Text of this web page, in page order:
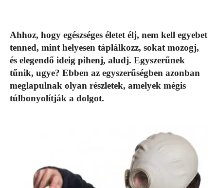
Ahhoz, hogy egészséges életet élj, nem kell egyebet
tenned, mint helyesen táplálkozz, sokat mozogj,
és elegendő ideig pihenj, aludj. Egyszerűnek
tűnik, ugye? Ebben az egyszerűségben azonban
meglapulnak olyan részletek, amelyek mégis
túlbonyolítják a dolgot.